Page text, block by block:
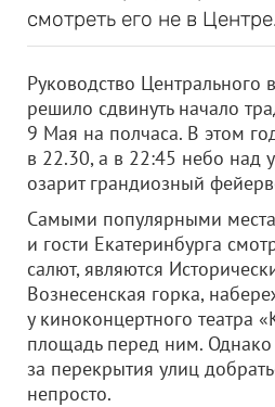
смотреть его не в
Руководство Центрального
решило сдвинуть начало
9 Мая на полчаса. В этом
в 22.30, а в 22:45 небо над
озарит грандиозный
Самыми популярными
и гости Екатеринбурга
салют, являются
Вознесенская горка,
у киноконцертного театра
площадь перед ним. Однако
за перекрытия улиц
непросто.